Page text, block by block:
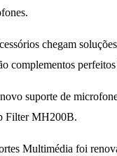
chegam
complementos
suporte de
Filter MH200B.
Multimédia foi